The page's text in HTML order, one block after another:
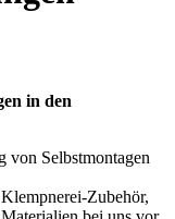
in den
von Selbstmontagen
Zubehör,